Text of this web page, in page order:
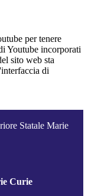
per tenere
Youtube incorporati
sito web sta
di
Statale Marie
Curie